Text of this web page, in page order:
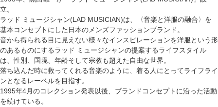
立。
ラッド ミュージシャン(LAD MUSICIAN)は、〈音楽と洋服の融合〉を
基本コンセプトにした日本のメンズファッションブランド。
音から得られる目に見えない様々なインスピレーションを洋服という形
のあるものにするラッド ミュージシャンの提案するライフスタイル
は、性別、国境、年齢そして宗教も超えた自由な世界。
落ち込んだ時に救ってくれる音楽のように、着る人にとってライフライ
ンとなるレーベルを目指す。
1995年4月のコレクション発表以後、ブランドコンセプトに沿った活動
を続けている。